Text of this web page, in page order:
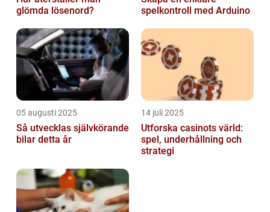
glömda lösenord?
spelkontroll med Arduino
05 augusti 2025
Så utvecklas självkörande
bilar detta år
14 juli 2025
Utforska casinots värld:
spel, underhållning och
strategi